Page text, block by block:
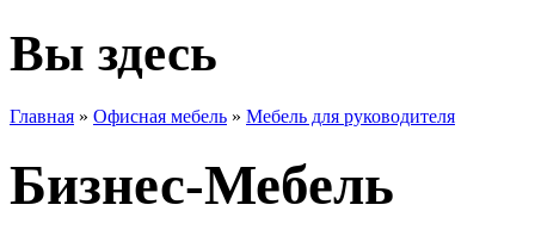
Вы здесь
Главная » Офисная мебель » Мебель для руководителя
Бизнес-Мебель